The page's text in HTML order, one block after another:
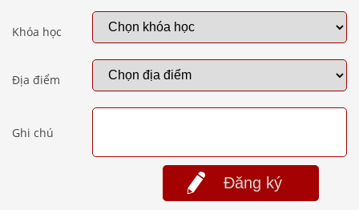
Khóa học
Địa điểm
Ghi chú
Đăng ký